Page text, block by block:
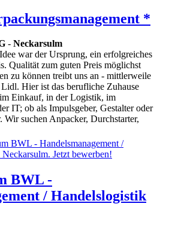
*
- Neckarsulm
war der Ursprung, ein erfolgreiches
Qualität zum guten Preis möglichst
zu können treibt uns an - mittlerweile
Hier ist das berufliche Zuhause
Einkauf, in der Logistik, im
IT; ob als Impulsgeber, Gestalter oder
Wir suchen Anpacker, Durchstarter,
BWL -
/ Handelslogistik